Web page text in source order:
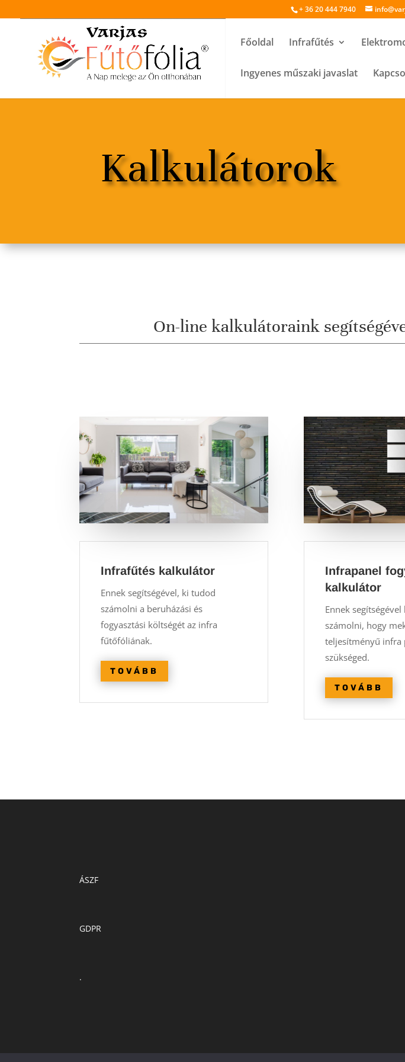
+ 36 20 444 7940
Főoldal Infrafűtés
Ingyenes műszaki javaslat
Kalkulátorok
On-line kalkulátoraink
Infrafűtés kalkulátor
Ennek segítségével, ki tudod
számolni a beruházási és
fogyasztási költségét az infra
fűtőfóliának.
TOVÁBB
Infrapanel
kalkulátor
Ennek
számolni, hogy
teljesítményű infra
szükséged.
TOVÁBB
ÁSZF
GDPR
.